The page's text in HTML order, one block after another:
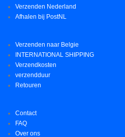
Verzenden Nederland
Afhalen bij PostNL
Verzenden naar Belgie
INTERNATIONAL SHIPPING
Verzendkosten
verzendduur
Retouren
Contact
FAQ
Over ons